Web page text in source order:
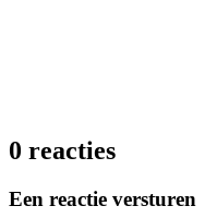
0 reacties
Een reactie versturen